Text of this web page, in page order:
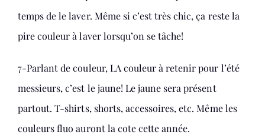
temps de le laver. Même si c’est très chic, ça reste la
pire couleur à laver lorsqu’on se tâche!
7-Parlant de couleur, LA couleur à retenir pour l’été
messieurs, c’est le jaune! Le jaune sera présent
partout. T-shirts, shorts, accessoires, etc. Même les
couleurs fluo auront la cote cette année.